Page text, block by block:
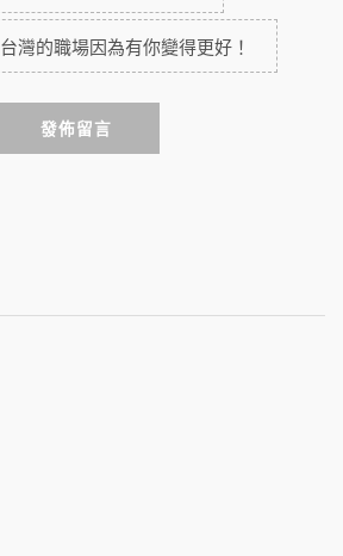
台灣的職場因為有你變得更好！
發佈留言